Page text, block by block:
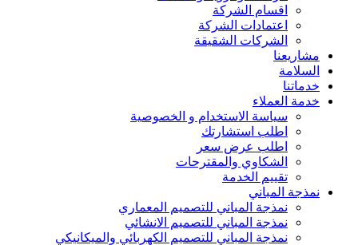
اقسام الشركة
اعتمادات الشركة
الشركات الشقيقة
مشاريعنا
السلامة
خدماتنا
خدمة العملاء
سياسة الاستخدام و الخصوصية
اطلب استشارتك
اطلب عرض سعر
الشكاوي والمقترحات
تقييم الخدمة
نمذجة المباني
نمذجة المباني للتصمیم المعماري
نمذجة المباني للتصمیم الانشائي
نمذجة المباني للتصمیم الكھربائي والمیكانیكي